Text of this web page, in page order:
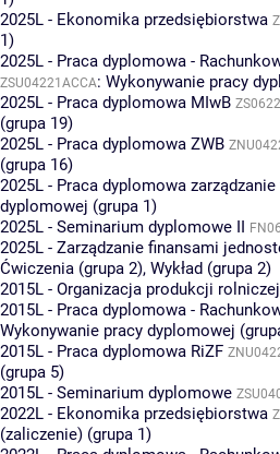
2025L - Ekonomika przedsiębiorstwa
1)
2025L - Praca dyplomowa -
ZSU04221ACCA: Wykonywanie pracy
2025L - Praca dyplomowa MIwB
(grupa 19)
2025L - Praca dyplomowa ZWB
(grupa 16)
2025L - Praca dyplomowa
dyplomowej (grupa 1)
2025L - Seminarium dyplomowe II
2025L - Zarządzanie finansami
Ćwiczenia (grupa 2), Wykład (grupa 2)
2015L - Organizacja produkcji
2015L - Praca dyplomowa -
Wykonywanie pracy dyplomowej
2015L - Praca dyplomowa RiZF
(grupa 5)
2015L - Seminarium dyplomowe
2022L - Ekonomika przedsiębiorstwa
(zaliczenie) (grupa 1)